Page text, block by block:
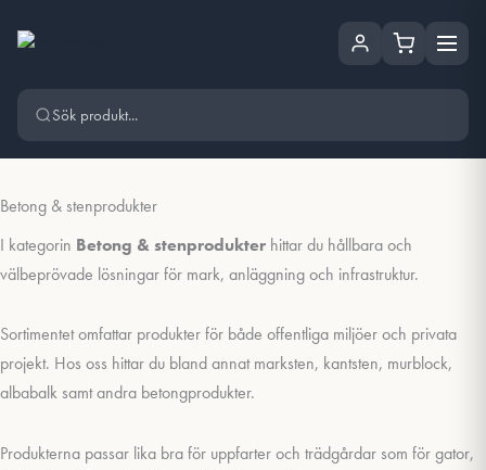
Betong & stenprodukter
I kategorin Betong & stenprodukter hittar du hållbara och
välbeprövade lösningar för mark, anläggning och infrastruktur.
Sortimentet omfattar produkter för både offentliga miljöer och privata
projekt. Hos oss hittar du bland annat marksten, kantsten, murblock,
albabalk samt andra betongprodukter.
Produkterna passar lika bra för uppfarter och trädgårdar som för gator,